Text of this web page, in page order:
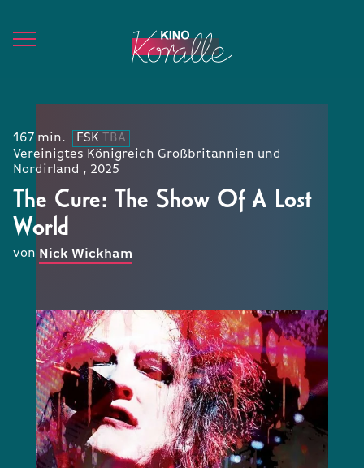
167 min. FSK
TBA
Vereinigtes Königreich Großbritannien und
Nordirland , 2025
The Cure: The Show Of A Lost
World
von Nick Wickham